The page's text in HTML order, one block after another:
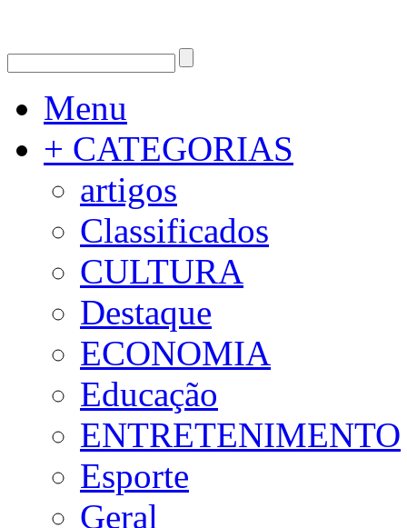
Menu
+ CATEGORIAS
artigos
Classificados
CULTURA
Destaque
ECONOMIA
Educação
ENTRETENIMENTO
Esporte
Geral